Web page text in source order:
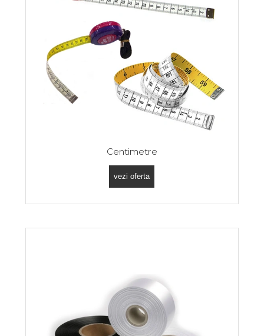
Centimetre
vezi oferta